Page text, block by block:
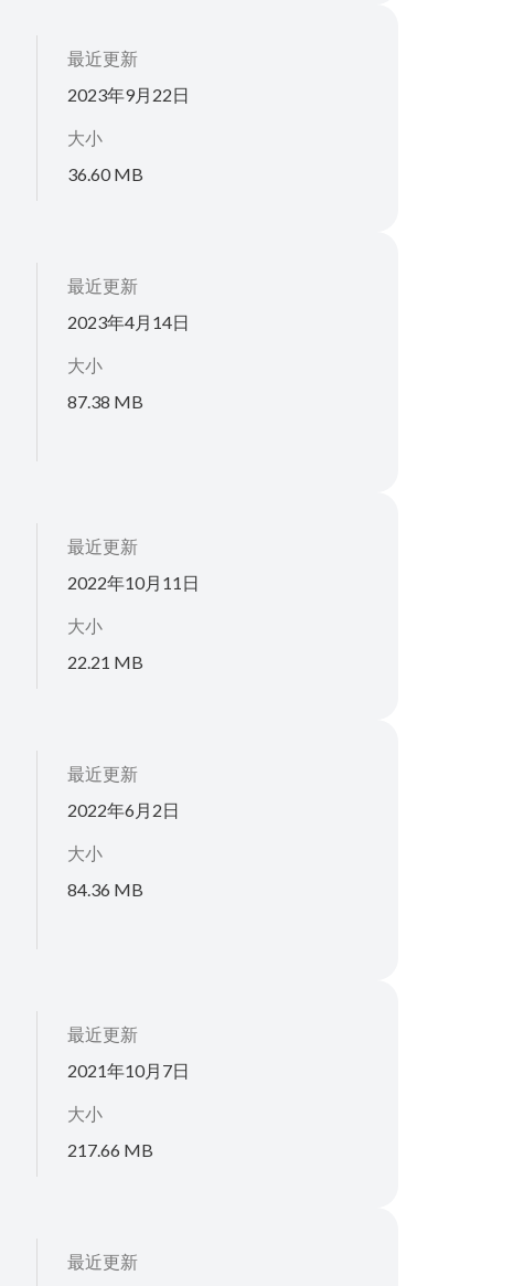
最近更新
2023年9月22日
大小
36.60 MB
最近更新
2023年4月14日
大小
87.38 MB
最近更新
2022年10月11日
大小
22.21 MB
最近更新
2022年6月2日
大小
84.36 MB
最近更新
2021年10月7日
大小
217.66 MB
最近更新